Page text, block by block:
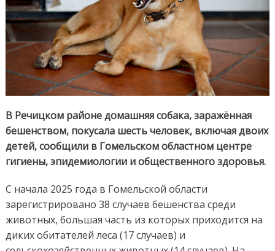
В Речицком районе домашняя собака, заражённая
бешенством, покусала шесть человек, включая двоих
детей, сообщили в Гомельском областном центре
гигиены, эпидемиологии и общественного здоровья.
С начала 2025 года в Гомельской области
зарегистрировано 38 случаев бешенства среди
животных, большая часть из которых приходится на
диких обитателей леса (17 случаев) и